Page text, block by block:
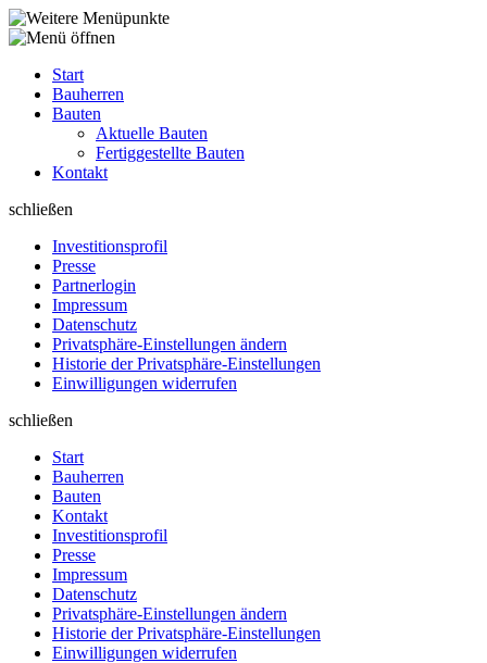
Start
Bauherren
Bauten
Aktuelle Bauten
Fertiggestellte Bauten
Kontakt
schließen
Investitions­profil
Presse
Partnerlogin
Impressum
Datenschutz
Privatsphäre-Einstellungen ändern
Historie der Privatsphäre-Einstellungen
Einwilligungen widerrufen
schließen
Start
Bauherren
Bauten
Kontakt
Investitions­profil
Presse
Impressum
Datenschutz
Privatsphäre-Einstellungen ändern
Historie der Privatsphäre-Einstellungen
Einwilligungen widerrufen